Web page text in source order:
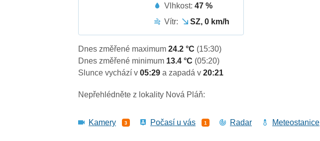
Vlhkost:47 %
Vítr:
SZ, 0 km/h
Dnes změřené maximum24.2 °C (15:30)
Dnes změřené minimum 13.4 °C (05:20)
Slunce vychází v05:29a zapadá v20:21
Nepřehlédněte z lokality Nová Pláň:
Kamery 3 Počasí u vás 1 Radar Meteostanice